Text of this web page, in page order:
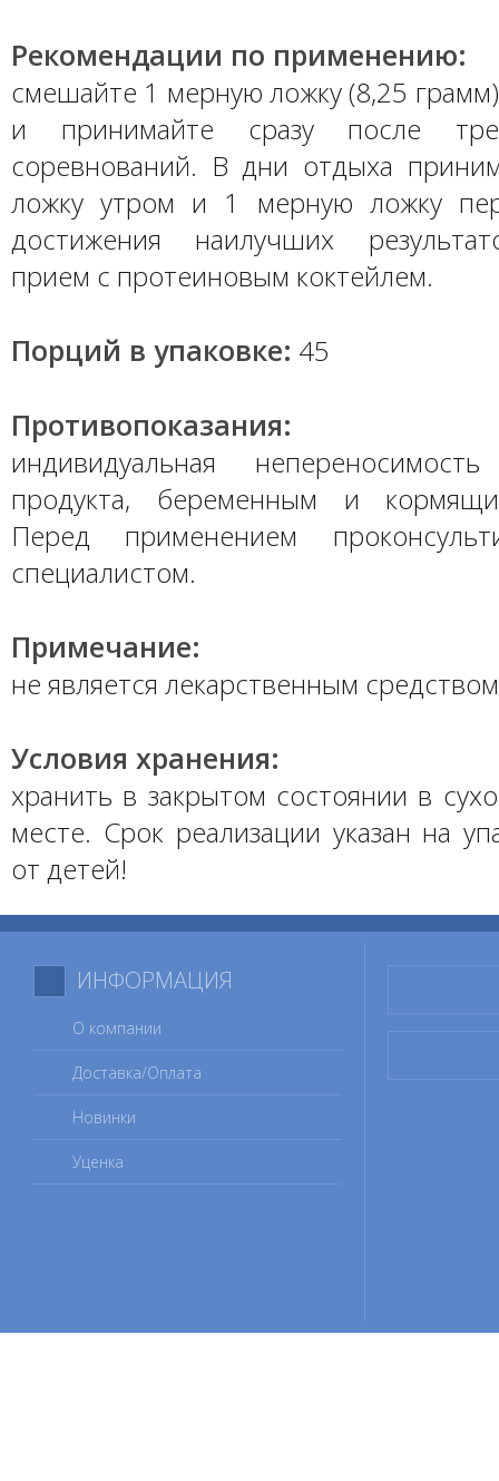
Рекомендации по применению:
смешайте 1 мерную ложку (8,25
и принимайте сразу после
соревнований. В дни отдыха
ложку утром и 1 мерную ложку
достижения наилучших
прием с протеиновым коктейлем.
Порций в упаковке: 45
Противопоказания:
индивидуальная
продукта, беременным и
Перед применением
специалистом.
Примечание:
не является лекарственным
Условия хранения:
хранить в закрытом состоянии в
месте. Срок реализации указан на
от детей!
ИНФОРМАЦИЯ
О компании
Доставка/Оплата
Новинки
Уценка